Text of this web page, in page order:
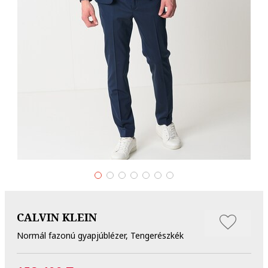
CALVIN KLEIN
Normál fazonú gyapjúblézer, Tengerészkék